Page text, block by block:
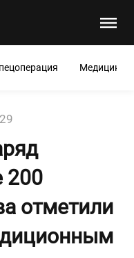
Медицина
200
отметили